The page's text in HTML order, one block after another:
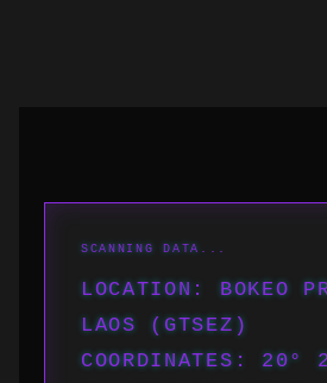
LOCATION: BOKEO
LAOS (GTSEZ)
COORDINATES: 20°